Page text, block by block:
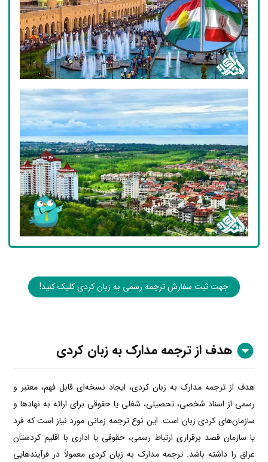
جهت ثبت سفارش ترجمه رسمی به زبان کردی کلیک کنید!
هدف از ترجمه مدارک به زبان کردی
هدف از ترجمه مدارک به زبان کردی، ایجاد نسخه‌ای قابل فهم، معتبر و
رسمی از اسناد شخصی، تحصیلی، شغلی یا حقوقی برای ارائه به نهادها و
سازمان‌های کردی زبان است. این نوع ترجمه زمانی مورد نیاز است که فرد
یا سازمان قصد برقراری ارتباط رسمی، حقوقی یا اداری با اقلیم کردستان
عراق را داشته باشد. ترجمه مدارک به زبان کردی معمولاً در فرآیندهایی